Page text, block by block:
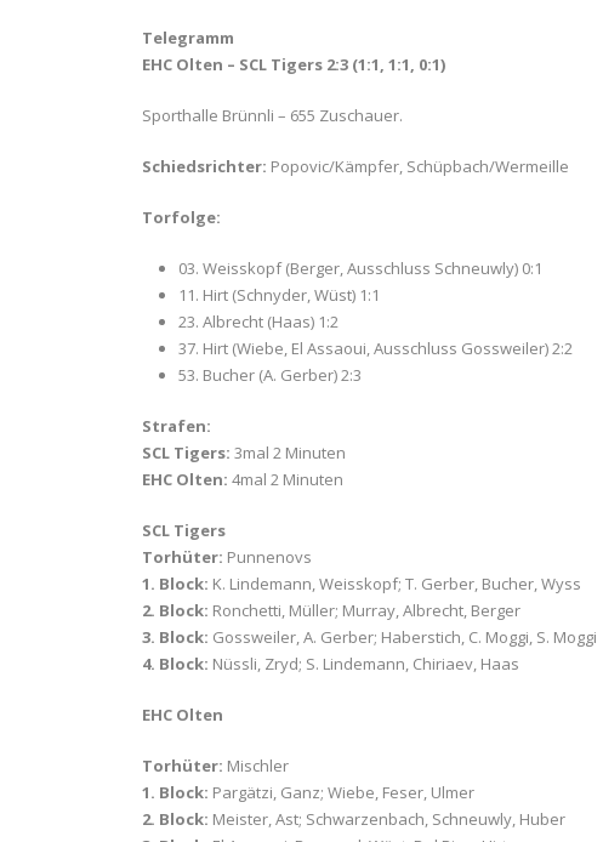
Telegramm
EHC Olten – SCL Tigers 2:3 (1:1, 1:1, 0:1)
Sporthalle Brünnli – 655 Zuschauer.
Schiedsrichter: Popovic/Kämpfer, Schüpbach/Wermeille
Torfolge:
03. Weisskopf (Berger, Ausschluss Schneuwly) 0:1
11. Hirt (Schnyder, Wüst) 1:1
23. Albrecht (Haas) 1:2
37. Hirt (Wiebe, El Assaoui, Ausschluss Gossweiler) 2:2
53. Bucher (A. Gerber) 2:3
Strafen:
SCL Tigers: 3mal 2 Minuten
EHC Olten: 4mal 2 Minuten
SCL Tigers
Torhüter: Punnenovs
1. Block: K. Lindemann, Weisskopf; T. Gerber, Bucher, Wyss
2. Block: Ronchetti, Müller; Murray, Albrecht, Berger
3. Block: Gossweiler, A. Gerber; Haberstich, C. Moggi, S. Moggi
4. Block: Nüssli, Zryd; S. Lindemann, Chiriaev, Haas
EHC Olten
Torhüter: Mischler
1. Block: Pargätzi, Ganz; Wiebe, Feser, Ulmer
2. Block: Meister, Ast; Schwarzenbach, Schneuwly, Huber